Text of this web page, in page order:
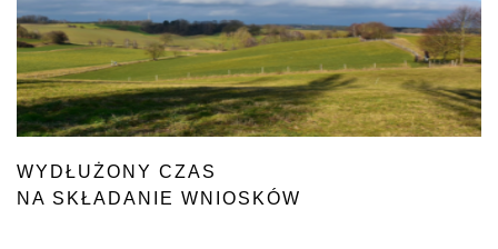
WYDŁUŻONY CZAS
NA SKŁADANIE WNIOSKÓW